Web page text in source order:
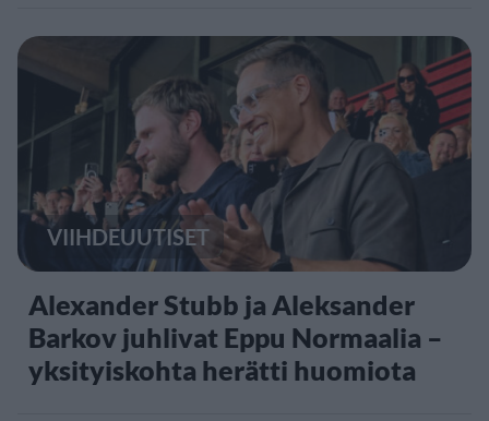
VIIHDEUUTISET
Alexander Stubb ja Aleksander
Barkov juhlivat Eppu Normaalia –
yksityiskohta herätti huomiota